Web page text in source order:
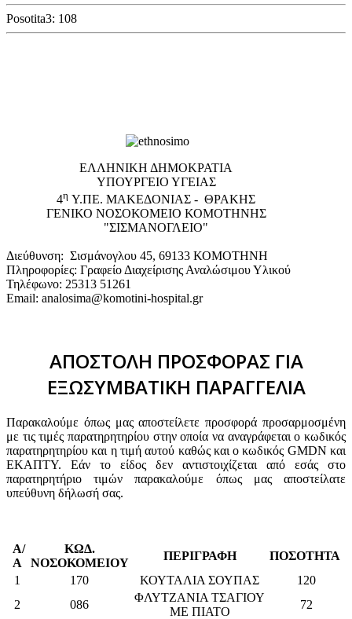
Posotita3: 108
EΛΛΗΝΙΚΗ ΔΗΜΟΚΡΑΤΙΑ
ΥΠΟΥΡΓΕΙΟ ΥΓΕΙΑΣ
4η Υ.ΠΕ. ΜΑΚΕΔΟΝΙΑΣ - ΘΡΑΚΗΣ
ΓΕΝΙΚΟ NΟΣΟΚΟΜΕΙΟ ΚΟΜΟΤΗΝΗΣ
"ΣΙΣΜΑΝΟΓΛΕΙΟ"
Διεύθυνση: Σισμάνογλου 45, 69133 ΚΟΜΟΤΗΝΗ
Πληροφορίες: Γραφείο Διαχείρισης Αναλώσιμου Υλικού
Τηλέφωνο: 25313 51261
Email: analosima@komotini-hospital.gr
ΑΠΟΣΤΟΛΗ ΠΡΟΣΦΟΡΑΣ ΓΙΑ
ΕΞΩΣΥΜΒΑΤΙΚΗ ΠΑΡΑΓΓΕΛΙΑ
Παρακαλούμε όπως μας αποστείλετε προσφορά προσαρμοσμένη
με τις τιμές παρατηρητηρίου στην οποία να αναγράφεται ο κωδικός
παρατηρητηρίου και η τιμή αυτού καθώς και ο κωδικός GMDN και
ΕΚΑΠΤΥ. Εάν το είδος δεν αντιστοιχίζεται από εσάς στο
παρατηρητήριο τιμών παρακαλούμε όπως μας αποστείλατε
υπεύθυνη δήλωσή σας.
Α/
Α
ΚΩΔ.
ΝΟΣΟΚΟΜΕΙΟΥ
ΠΕΡΙΓΡΑΦΗ
ΠΟΣΟΤΗΤΑ
1
170 ΚΟΥΤΑΛΙΑ ΣΟΥΠΑΣ
120
2
086
ΦΛΥΤΖΑΝΙΑ ΤΣΑΓΙΟΥ
ΜΕ ΠΙΑΤΟ
72